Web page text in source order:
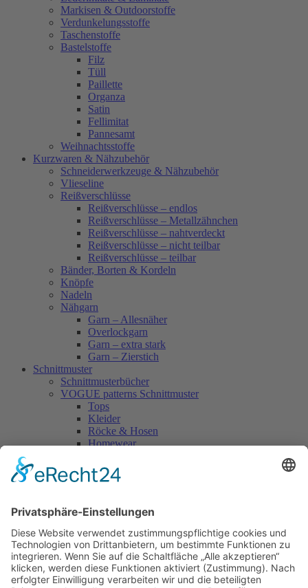
Markisen & Outdoorstoffe
Verdunkelungsstoffe
Taschenstoffe
Bastelstoffe
Filz
Tüll
Paillette
Organza
Satin
Fellimitat
Pannesamt
Weihnachtsstoffe
Kurzwaren & Nähzubehör
Schneiderwerkzeuge & Nähzubehör
Vlieseline
Reißverschlüsse
Reißverschlüsse – endlos
Reißverschlüsse – Metallzähnchen
Reißverschlüsse – nahtverdeckt
Reißverschlüsse – nicht teilbar
Reißverschlüsse – teilbar
Bänder, Borten & Kordeln
Knöpfe
Nadeln
Nähgarn
Garn – Allesnäher
Overlockgarn
Garn – extra stark
Garn – Zierstich
Schnittmuster
Schnittmusterbücher
VOGUE patterns Schnittmuster
Tops
Kleider
Röcke & Hosen
Homewear
Vogue Vintage
Herren
Accessoires
Einzelschnittmuster Burda
Tops
Kleider
Röcke & Hosen
Homewear
Jacken & Mäntel